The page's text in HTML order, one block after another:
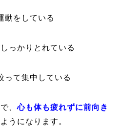
動をしている
っかりとれている
って集中している
、心も体も疲れずに前向き
ようになります。